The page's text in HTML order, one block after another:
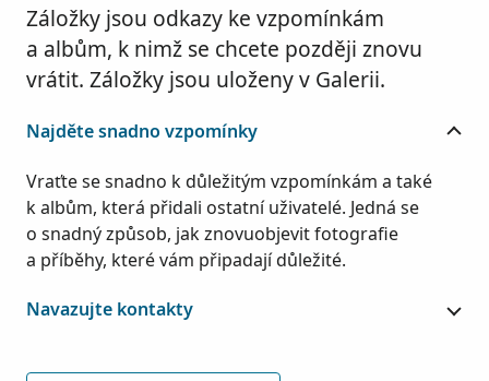
Záložky jsou odkazy ke vzpomínkám
a albům, k nimž se chcete později znovu
vrátit. Záložky jsou uloženy v Galerii.
Najděte snadno vzpomínky
Vraťte se snadno k důležitým vzpomínkám a také
k albům, která přidali ostatní uživatelé. Jedná se
o snadný způsob, jak znovuobjevit fotografie
a příběhy, které vám připadají důležité.
Navazujte kontakty